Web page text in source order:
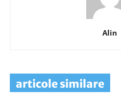
Alin
articole similare